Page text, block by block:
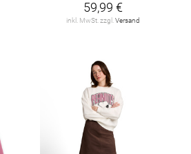
59,99 €
inkl. MwSt. zzgl. Versand